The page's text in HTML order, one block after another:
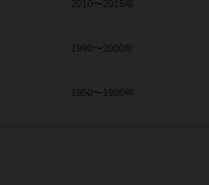
2010〜2015年
1990〜2000年
1950〜1980年